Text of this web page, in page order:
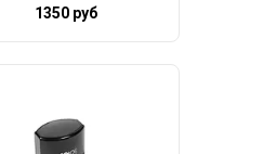
1350 руб